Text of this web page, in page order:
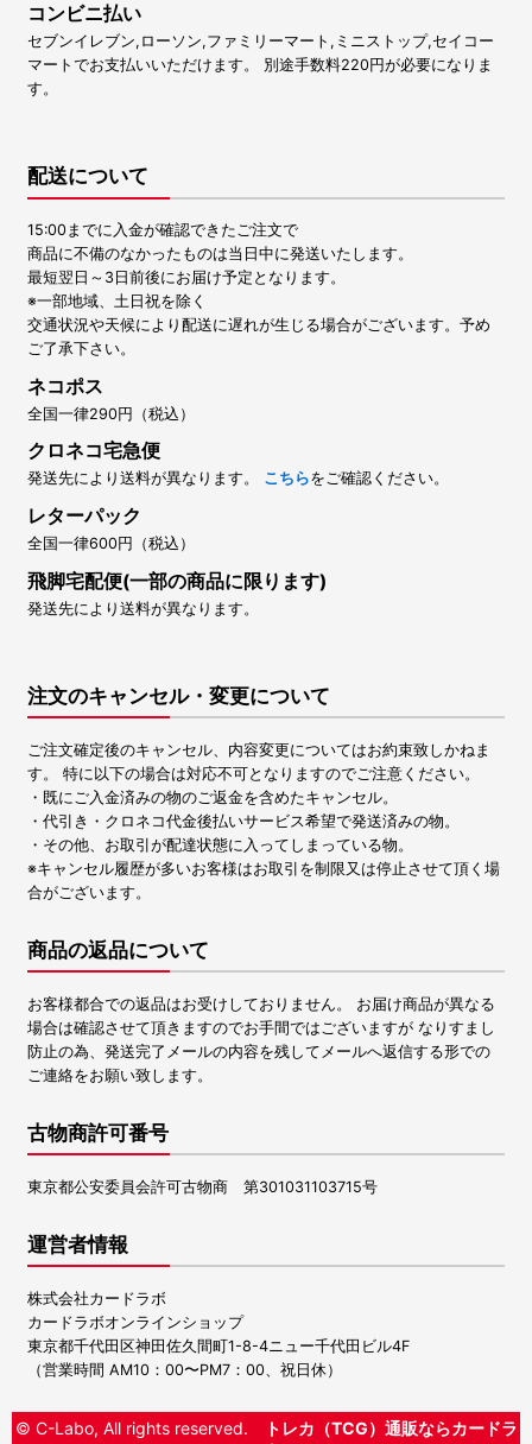
コンビニ払い
セブンイレブン,ローソン,ファミリーマート,ミニストップ,セイコー
マートでお支払いいただけます。 別途手数料220円が必要になりま
す。
配送について
15:00までに入金が確認できたご注文で
商品に不備のなかったものは当日中に発送いたします。
最短翌日～3日前後にお届け予定となります。
※一部地域、土日祝を除く
交通状況や天候により配送に遅れが生じる場合がございます。予め
ご了承下さい。
ネコポス
全国一律290円（税込）
クロネコ宅急便
発送先により送料が異なります。 こちらをご確認ください。
レターパック
全国一律600円（税込）
飛脚宅配便(一部の商品に限ります)
発送先により送料が異なります。
注文のキャンセル・変更について
ご注文確定後のキャンセル、内容変更についてはお約束致しかねま
す。 特に以下の場合は対応不可となりますのでご注意ください。
・既にご入金済みの物のご返金を含めたキャンセル。
・代引き・クロネコ代金後払いサービス希望で発送済みの物。
・その他、お取引が配達状態に入ってしまっている物。
※キャンセル履歴が多いお客様はお取引を制限又は停止させて頂く場
合がございます。
商品の返品について
お客様都合での返品はお受けしておりません。 お届け商品が異なる
場合は確認させて頂きますのでお手間ではございますが なりすまし
防止の為、発送完了メールの内容を残してメールへ返信する形での
ご連絡をお願い致します。
古物商許可番号
東京都公安委員会許可古物商 第301031103715号
運営者情報
株式会社カードラボ
カードラボオンラインショップ
東京都千代田区神田佐久間町1-8-4ニュー千代田ビル4F
（営業時間 AM10：00〜PM7：00、祝日休）
© C-Labo, All rights reserved.
トレカ（TCG）通販ならカードラ